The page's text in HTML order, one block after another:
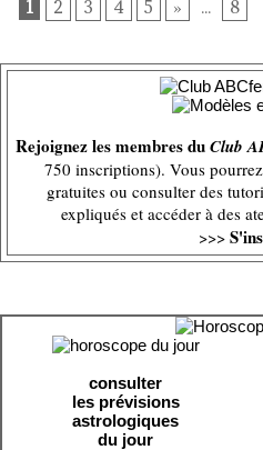
1 2 3 4 5 » ... 8
Rejoignez les membres duClub
750 inscriptions). Vous
gratuites ou consulter des
expliqués et accéder à des
>>>
consulter
les prévisions
astrologiques
du jour